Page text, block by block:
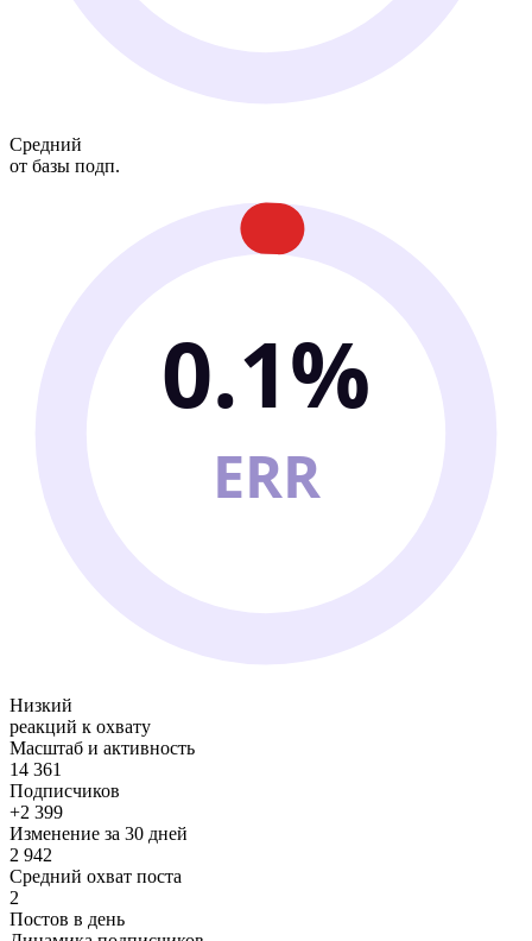
Средний
от базы подп.
0.1%
ERR
Низкий
реакций к охвату
Масштаб и активность
14 361
Подписчиков
+2 399
Изменение за 30 дней
2 942
Средний охват поста
2
Постов в день